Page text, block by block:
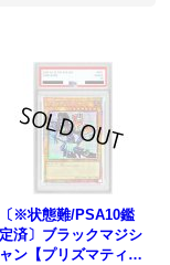
〔※状態難/PSA10鑑
定済〕 ブラックマジシ
ャン【プリズマティッ